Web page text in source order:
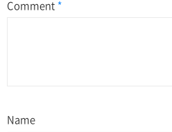
Comment *
Name